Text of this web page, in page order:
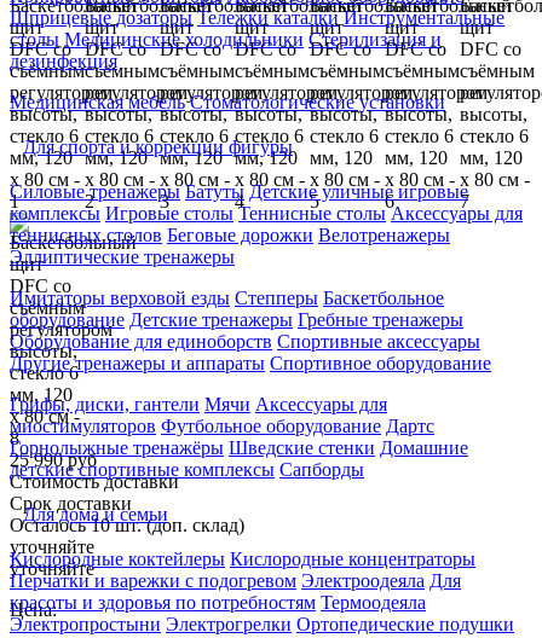
Шприцевые дозаторы Тележки каталки Инструментальные
столы Медицинские холодильники Стерилизация и
дезинфекция
Медицинская мебель Стоматологические установки
Для спорта и коррекции фигуры
Силовые тренажеры Батуты Детские уличные игровые
комплексы Игровые столы Теннисные столы Аксессуары для
теннисных столов Беговые дорожки Велотренажеры
Эллиптические тренажеры
Имитаторы верховой езды Степперы Баскетбольное
оборудование Детские тренажеры Гребные тренажеры
Оборудование для единоборств Спортивные аксессуары
Другие тренажеры и аппараты Спортивное оборудование
Грифы, диски, гантели Мячи Аксессуары для
миостимуляторов Футбольное оборудование Дартс
Горнолыжные тренажёры Шведские стенки Домашние
детские спортивные комплексы Сапборды
Для дома и семьи
Кислородные коктейлеры Кислородные концентраторы
Перчатки и варежки с подогревом Электроодеяла Для
красоты и здоровья по потребностям Термоодеяла
Электропростыни Электрогрелки Ортопедические подушки
25 990 руб
Стоимость доставки
Срок доставки
Осталось 10 шт. (доп. склад)
уточняйте
уточняйте
Цена: